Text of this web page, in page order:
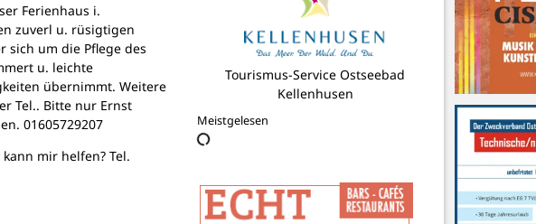
Ferienhaus i.
zuverl u. rüsigtigen
sich um die Pflege des
u. leichte
übernimmt. Weitere
Tel.. Bitte nur Ernst
01605729207
kann mir helfen? Tel.
SC Cismar e.V.
Meistgelesen